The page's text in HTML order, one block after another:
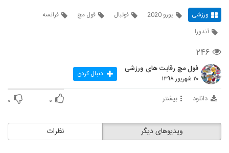
ورزشی یورو 2020 فوتبال فول مچ
فرانسه
آندورا
۲۴۶
فول مچ رقابت های ورزشی
۲۰ شهریور ۱۳۹۸ دنبال کردن
دانلود بیشتر ۰ ۰
نظرات ویدیوهای دیگر